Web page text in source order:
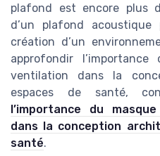
plafond est encore plus
d’un plafond
création d’un
approfondir
ventilation dans la
espaces de santé,
l’importance du
dans la conception
santé.